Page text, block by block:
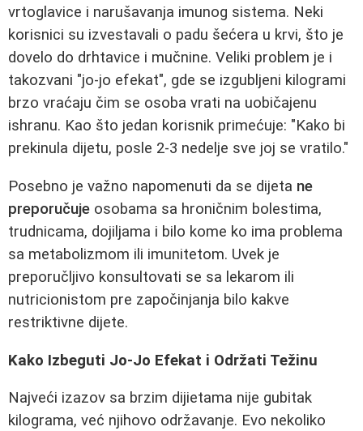
vrtoglavice i narušavanja imunog sistema. Neki
korisnici su izvestavali o padu šećera u krvi, što je
dovelo do drhtavice i mučnine. Veliki problem je i
takozvani "jo-jo efekat", gde se izgubljeni kilogrami
brzo vraćaju čim se osoba vrati na uobičajenu
ishranu. Kao što jedan korisnik primećuje: "Kako bi
prekinula dijetu, posle 2-3 nedelje sve joj se vratilo."
Posebno je važno napomenuti da se dijeta ne
preporučuje osobama sa hroničnim bolestima,
trudnicama, dojiljama i bilo kome ko ima problema
sa metabolizmom ili imunitetom. Uvek je
preporučljivo konsultovati se sa lekarom ili
nutricionistom pre započinjanja bilo kakve
restriktivne dijete.
Kako Izbeguti Jo-Jo Efekat i Održati Težinu
Najveći izazov sa brzim dijietama nije gubitak
kilograma, već njihovo održavanje. Evo nekoliko